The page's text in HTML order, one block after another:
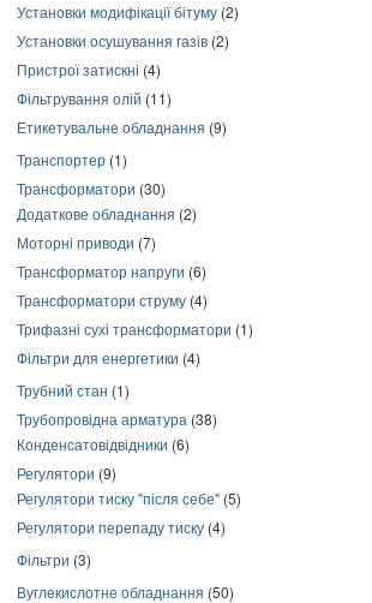
Установки модифікації бітуму (2)
Установки осушування газів (2)
Пристрої затискні (4)
Фільтрування олій (11)
Етикетувальне обладнання (9)
Транспортер (1)
Трансформатори (30)
Додаткове обладнання (2)
Моторні приводи (7)
Трансформатор напруги (6)
Трансформатори струму (4)
Трифазні сухі трансформатори (1)
Фільтри для енергетики (4)
Трубний стан (1)
Трубопровідна арматура (38)
Конденсатовідвідники (6)
Регулятори (9)
Регулятори тиску "після себе" (5)
Регулятори перепаду тиску (4)
Фільтри (3)
Вуглекислотне обладнання (50)